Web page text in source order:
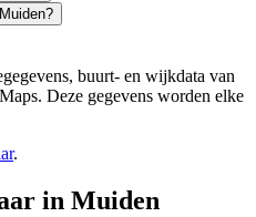
buurt- en wijkdata van
Deze gegevens worden elke
.
in Muiden